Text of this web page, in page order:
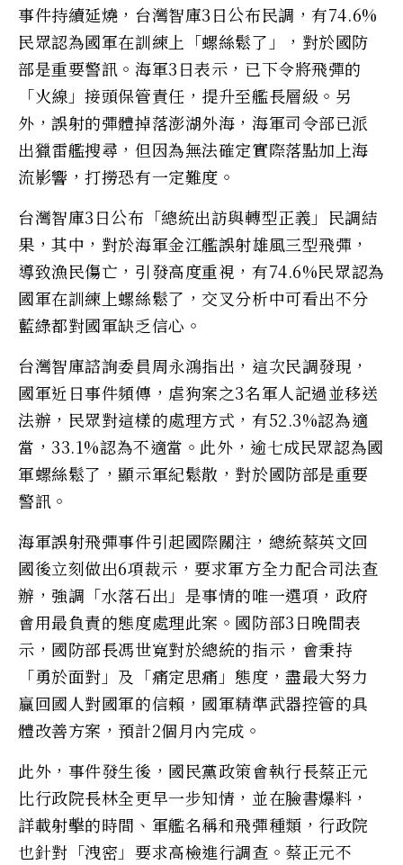
事件持續延燒，台灣智庫3日公布民調，有74.6%
民眾認為國軍在訓練上「螺絲鬆了」，對於國防
部是重要警訊。海軍3日表示，已下令將飛彈的
「火線」接頭保管責任，提升至艦長層級。另
外，誤射的彈體掉落澎湖外海，海軍司令部已派
出獵雷艦搜尋，但因為無法確定實際落點加上海
流影響，打撈恐有一定難度。
台灣智庫3日公布「總統出訪與轉型正義」民調結
果，其中，對於海軍金江艦誤射雄風三型飛彈，
導致漁民傷亡，引發高度重視，有74.6%民眾認為
國軍在訓練上螺絲鬆了，交叉分析中可看出不分
藍綠都對國軍缺乏信心。
台灣智庫諮詢委員周永鴻指出，這次民調發現，
國軍近日事件頻傳，虐狗案之3名軍人記過並移送
法辦，民眾對這樣的處理方式，有52.3%認為適
當，33.1%認為不適當。此外，逾七成民眾認為國
軍螺絲鬆了，顯示軍紀鬆散，對於國防部是重要
警訊。
海軍誤射飛彈事件引起國際關注，總統蔡英文回
國後立刻做出6項裁示，要求軍方全力配合司法查
辦，強調「水落石出」是事情的唯一選項，政府
會用最負責的態度處理此案。國防部3日晚間表
示，國防部長馮世寬對於總統的指示，會秉持
「勇於面對」及「痛定思痛」態度，盡最大努力
贏回國人對國軍的信賴，國軍精準武器控管的具
體改善方案，預計2個月內完成。
此外，事件發生後，國民黨政策會執行長蔡正元
比行政院長林全更早一步知情，並在臉書爆料，
詳載射擊的時間、軍艦名稱和飛彈種類，行政院
也針對「洩密」要求高檢進行調查。蔡正元不